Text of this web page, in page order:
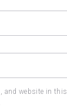
and website in